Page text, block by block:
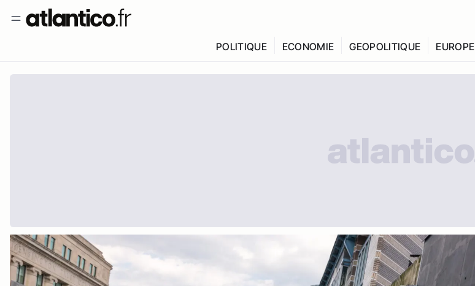
POLITIQUE ECONOMIE GEOPOLITIQUE EUROPE